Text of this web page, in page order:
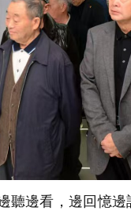
邊看，邊回憶